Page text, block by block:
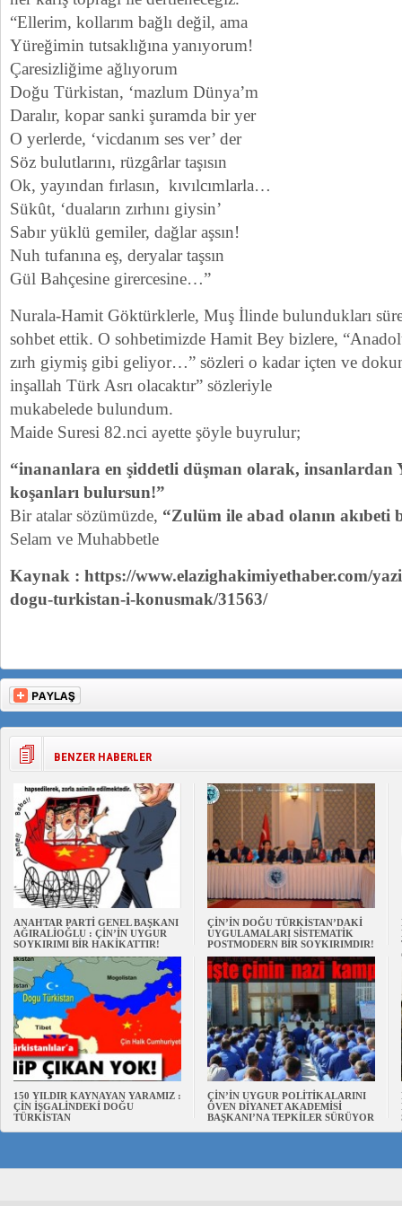
“Ellerim, kollarım bağlı değil, ama
Yüreğimin tutsaklığına yanıyorum!
Çaresizliğime ağlıyorum
Doğu Türkistan, ‘mazlum Dünya’m
Daralır, kopar sanki şuramda bir yer
O yerlerde, ‘vicdanım ses ver’ der
Söz bulutlarını, rüzgârlar taşısın
Ok, yayından fırlasın, kıvılcımlarla…
Sükût, ‘duaların zırhını giysin’
Sabır yüklü gemiler, dağlar aşsın!
Nuh tufanına eş, deryalar taşsın
Gül Bahçesine girercesine…”
Nurala-Hamit Göktürklerle, Muş İlinde bulundukları
sohbet ettik. O sohbetimizde Hamit Bey bizlere,
zırh giymiş gibi geliyor…” sözleri o kadar içten ve
inşallah Türk Asrı olacaktır” sözleriyle
mukabelede bulundum.
Maide Suresi 82.nci ayette şöyle buyrulur;
“inananlara en şiddetli düşman olarak, insanlardan
koşanları bulursun!”
Bir atalar sözümüzde, “Zulüm ile abad olanın akıbeti
Selam ve Muhabbetle
Kaynak : https://www.elazighakimiyethaber.com/
dogu-turkistan-i-konusmak/31563/
BENZER HABERLER
ANAHTAR PARTİ GENEL BAŞKANI
AĞIRALİOĞLU : ÇİN’İN UYGUR
SOYKIRIMI BİR HAKİKATTIR!
ÇİN’İN DOĞU TÜRKİSTAN’DAKİ
UYGULAMALARI SİSTEMATİK
POSTMODERN BİR SOYKIRIMDIR!
150 YILDIR KAYNAYAN YARAMIZ :
ÇİN İŞGALİNDEKİ DOĞU
TÜRKİSTAN
ÇİN’İN UYGUR POLİTİKALARINI
ÖVEN DİYANET AKADEMİSİ
BAŞKANI’NA TEPKİLER SÜRÜYOR